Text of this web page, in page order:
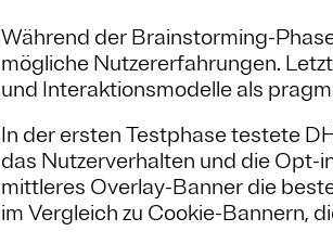
Während der Brainstorming-
mögliche Nutzererfahrungen.
und Interaktionsmodelle als
In der ersten Testphase testete
das Nutzerverhalten und die Opt-
mittleres Overlay-Banner die
im Vergleich zu Cookie-Bannern,